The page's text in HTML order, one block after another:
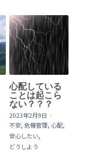
心配している
ことは起こら
ない？？？
2023年2月9日 ·
不安, 危機管理, 心配,
安心したい,
どうしよう